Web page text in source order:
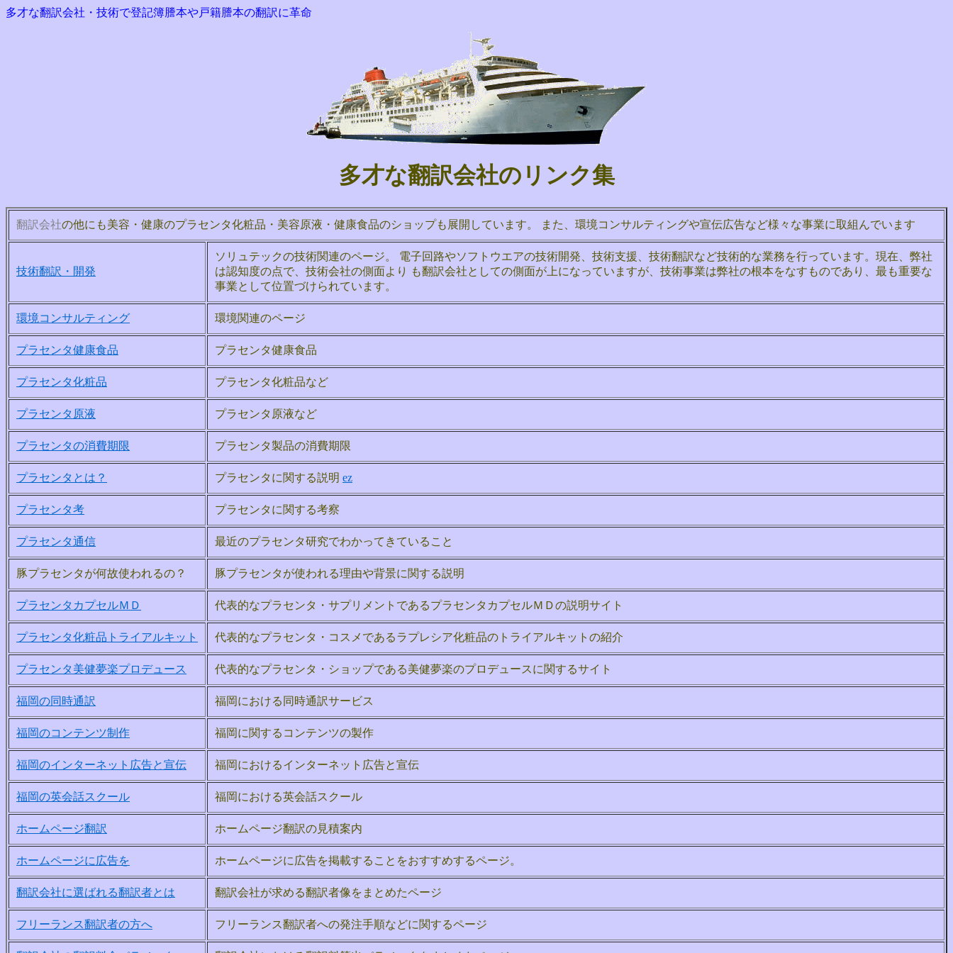
多才な翻訳会社・技術で登記簿謄本や戸籍謄本の翻訳に革命
多才な翻訳会社のリンク集
翻訳会社の他にも美容・健康のプラセンタ化粧品・美容原液・健康食品のショップも展開しています。 また、環境コンサルティングや宣伝広告など様々な事業に取組んでいます
技術翻訳・開発
ソリュテックの技術関連のページ。 電子回路やソフトウエアの技術開発、技術支援、技術翻訳など技術的な業務を行っています。現在、弊社
は認知度の点で、技術会社の側面より も翻訳会社としての側面が上になっていますが、技術事業は弊社の根本をなすものであり、最も重要な
事業として位置づけられています。
環境コンサルティング 環境関連のページ
プラセンタ健康食品 プラセンタ健康食品
プラセンタ化粧品 プラセンタ化粧品など
プラセンタ原液 プラセンタ原液など
プラセンタの消費期限 プラセンタ製品の消費期限
プラセンタとは？ プラセンタに関する説明 ez
プラセンタ考 プラセンタに関する考察
プラセンタ通信 最近のプラセンタ研究でわかってきていること
豚プラセンタが何故使われるの？ 豚プラセンタが使われる理由や背景に関する説明
プラセンタカプセルＭＤ 代表的なプラセンタ・サプリメントであるプラセンタカプセルＭＤの説明サイト
プラセンタ化粧品トライアルキット 代表的なプラセンタ・コスメであるラプレシア化粧品のトライアルキットの紹介
プラセンタ美健夢楽プロデュース 代表的なプラセンタ・ショップである美健夢楽のプロデュースに関するサイト
福岡の同時通訳 福岡における同時通訳サービス
福岡のコンテンツ制作 福岡に関するコンテンツの製作
福岡のインターネット広告と宣伝 福岡におけるインターネット広告と宣伝
福岡の英会話スクール 福岡における英会話スクール
ホームページ翻訳 ホームページ翻訳の見積案内
ホームページに広告を ホームページに広告を掲載することをおすすめするページ。
翻訳会社に選ばれる翻訳者とは 翻訳会社が求める翻訳者像をまとめたページ
フリーランス翻訳者の方へ フリーランス翻訳者への発注手順などに関するページ